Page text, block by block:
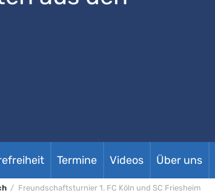
Termine Videos Über uns
Freundschaftsturnier 1. FC Köln und SC Friesheim